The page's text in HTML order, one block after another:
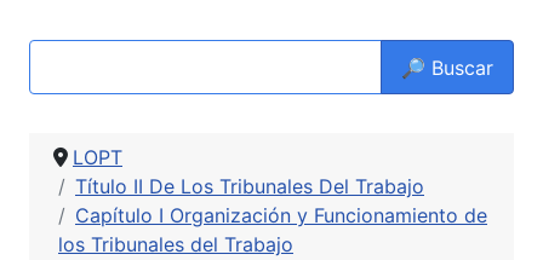
🔎 Buscar
LOPT
Título II De Los Tribunales Del Trabajo
Capítulo I Organización y Funcionamiento de
los Tribunales del Trabajo